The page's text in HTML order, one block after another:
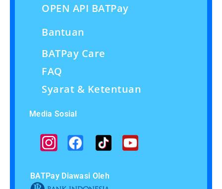
OPEN API BATPay
Bantuan
BATPay Care
FAQ
Syarat & Ketentuan
Media Sosial
BATPay Diawasi Oleh